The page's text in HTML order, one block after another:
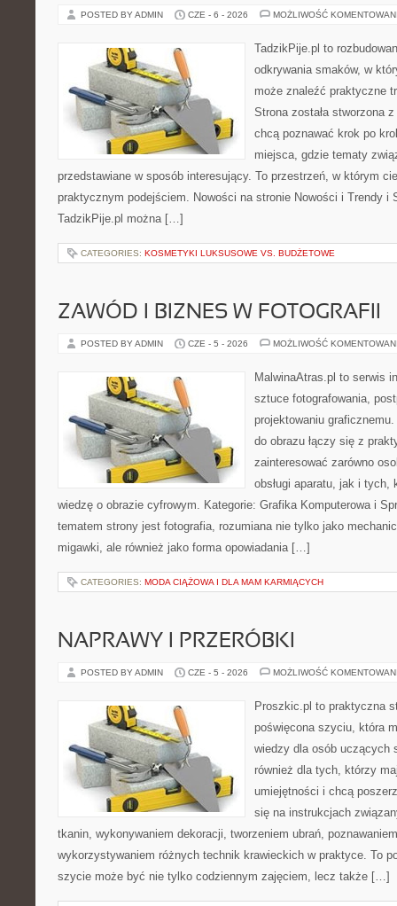
POSTED BY ADMIN CZE - 6 - 2026 MOŻLIWOŚĆ
TadzikPije.pl to
odkrywania smaków, w
może znaleźć praktyczne
Strona została stworzona
chcą poznawać krok po
miejsca, gdzie tematy
przedstawiane w sposób interesujący. To przestrzeń, w którym
praktycznym podejściem. Nowości na stronie Nowości i Trendy i
TadzikPije.pl można […]
CATEGORIES: KOSMETYKI LUKSUSOWE VS. BUDŻETOWE
ZAWÓD I BIZNES W FOTOGRAFII
POSTED BY ADMIN CZE - 5 - 2026 MOŻLIWOŚĆ
MalwinaAtras.pl to serwis
sztuce fotografowania,
projektowaniu
do obrazu łączy się z
zainteresować zarówno
obsługi aparatu, jak i
wiedzę o obrazie cyfrowym. Kategorie: Grafika Komputerowa i
tematem strony jest fotografia, rozumiana nie tylko jako
migawki, ale również jako forma opowiadania […]
CATEGORIES: MODA CIĄŻOWA I DLA MAM KARMIĄCYCH
NAPRAWY I PRZERÓBKI
POSTED BY ADMIN CZE - 5 - 2026 MOŻLIWOŚĆ
Proszkic.pl to praktyczna
poświęcona szyciu, która
wiedzy dla osób uczących
również dla tych, którzy
umiejętności i chcą
się na instrukcjach
tkanin, wykonywaniem dekoracji, tworzeniem ubrań,
wykorzystywaniem różnych technik krawieckich w praktyce. To
szycie może być nie tylko codziennym zajęciem, lecz także […]